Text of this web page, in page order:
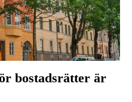
bostadsrätter är